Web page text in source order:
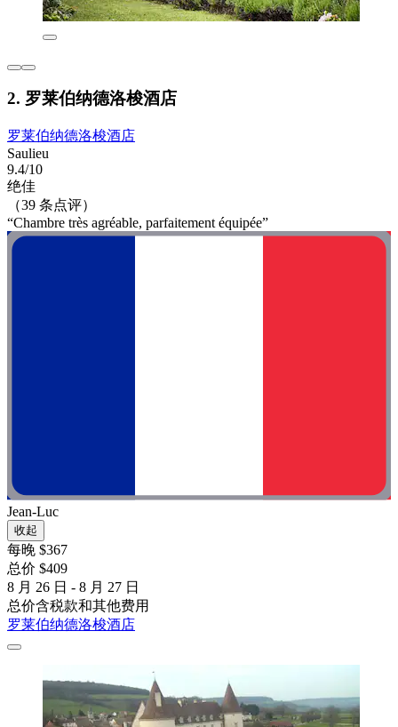
2. 罗莱伯纳德洛梭酒店
罗莱伯纳德洛梭酒店
Saulieu
9.4/10
绝佳
（39 条点评）
“Chambre très agréable, parfaitement équipée”
Jean-Luc
收起
每晚 $367
总价 $409
8 月 26 日 - 8 月 27 日
总价含税款和其他费用
罗莱伯纳德洛梭酒店